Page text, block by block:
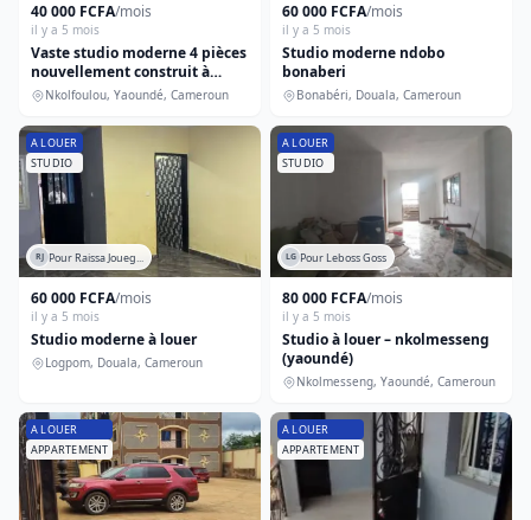
40 000 FCFA/mois
il y a 5 mois
Vaste studio moderne 4 pièces
nouvellement construit à
nkolfoulou accès bitumé moto
Nkolfoulou, Yaoundé, Cameroun
60 000 FCFA/mois
il y a 5 mois
Studio moderne ndobo
bonaberi
Bonabéri, Douala, Cameroun
A LOUER
STUDIO
RJ Pour Raissa Joueg...
60 000 FCFA/mois
il y a 5 mois
Studio moderne à louer
Logpom, Douala, Cameroun
A LOUER
STUDIO
LG Pour Leboss Goss
80 000 FCFA/mois
il y a 5 mois
Studio à louer – nkolmesseng
(yaoundé)
Nkolmesseng, Yaoundé, Cameroun
A LOUER
APPARTEMENT
A LOUER
APPARTEMENT